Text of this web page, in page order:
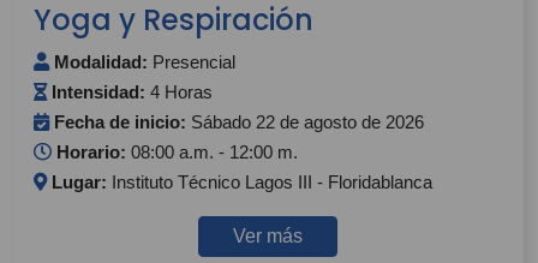
Yoga y Respiración
Modalidad: Presencial
Intensidad: 4 Horas
Fecha de inicio: Sábado 22 de agosto de 2026
Horario: 08:00 a.m. - 12:00 m.
Lugar: Instituto Técnico Lagos III - Floridablanca
Ver más